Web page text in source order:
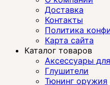
Доставка
Контакты
Политика
Карта сайта
Каталог товаров
Аксессуары
Глушители
Тюнинг оружия